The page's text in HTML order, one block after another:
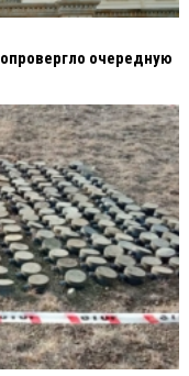
опровергло очередную